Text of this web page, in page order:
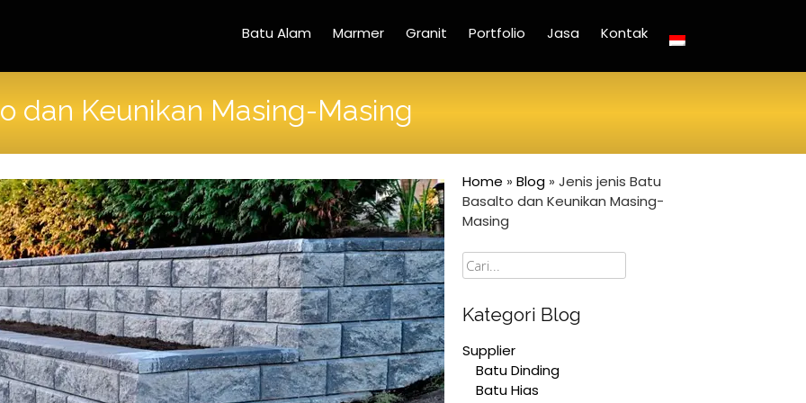
Batu Alam Marmer Granit Portfolio Jasa Kontak
dan Keunikan Masing-Masing
Home » Blog » Jenis jenis Batu
Basalto dan Keunikan Masing-
Masing
Cari
Kategori Blog
Supplier
Batu Dinding
Batu Hias